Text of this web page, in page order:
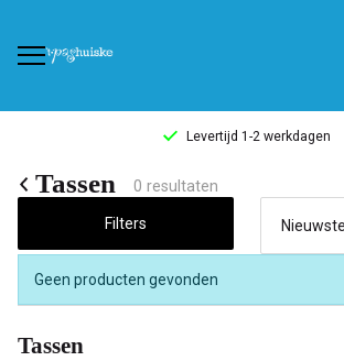
Levertijd 1-2 werkdagen
Tassen
Pashuiske
Tassen 0 resultaten
Filters
Geen producten gevonden
Tassen